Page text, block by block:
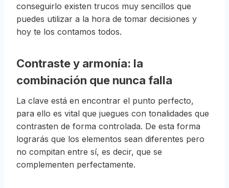
conseguirlo existen trucos muy sencillos que
puedes utilizar a la hora de tomar decisiones y
hoy te los contamos todos.
Contraste y armonía: la
combinación que nunca falla
La clave está en encontrar el punto perfecto,
para ello es vital que juegues con tonalidades que
contrasten de forma controlada. De esta forma
lograrás que los elementos sean diferentes pero
no compitan entre sí, es decir, que se
complementen perfectamente.